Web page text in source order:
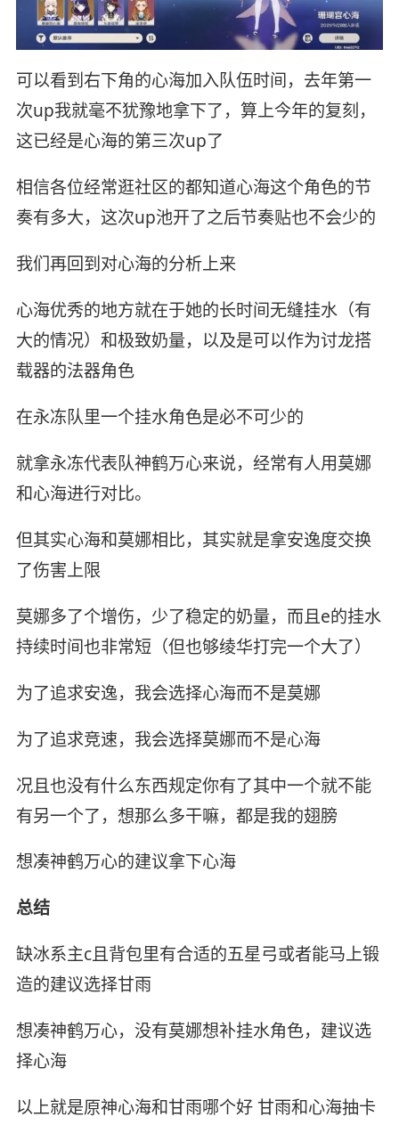
可以看到右下角的心海加入队伍时间，去年第一
次up我就毫不犹豫地拿下了，算上今年的复刻，
这已经是心海的第三次up了
相信各位经常逛社区的都知道心海这个角色的节
奏有多大，这次up池开了之后节奏贴也不会少的
我们再回到对心海的分析上来
心海优秀的地方就在于她的长时间无缝挂水（有
大的情况）和极致奶量，以及是可以作为讨龙搭
载器的法器角色
在永冻队里一个挂水角色是必不可少的
就拿永冻代表队神鹤万心来说，经常有人用莫娜
和心海进行对比。
但其实心海和莫娜相比，其实就是拿安逸度交换
了伤害上限
莫娜多了个增伤，少了稳定的奶量，而且e的挂水
持续时间也非常短（但也够绫华打完一个大了）
为了追求安逸，我会选择心海而不是莫娜
为了追求竞速，我会选择莫娜而不是心海
况且也没有什么东西规定你有了其中一个就不能
有另一个了，想那么多干嘛，都是我的翅膀
想凑神鹤万心的建议拿下心海
总结
缺冰系主c且背包里有合适的五星弓或者能马上锻
造的建议选择甘雨
想凑神鹤万心，没有莫娜想补挂水角色，建议选
择心海
以上就是原神心海和甘雨哪个好 甘雨和心海抽卡